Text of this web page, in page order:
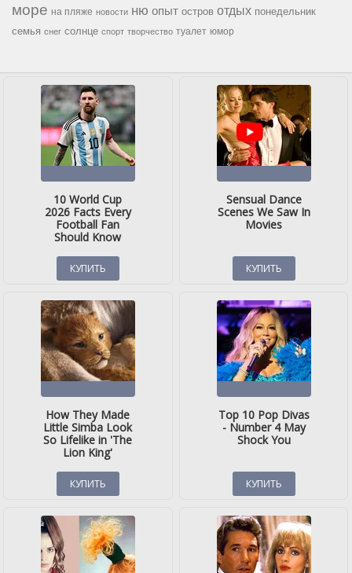
море на пляже новости ню опыт остров отдых понедельник
семья снег солнце спорт творчество туалет юмор